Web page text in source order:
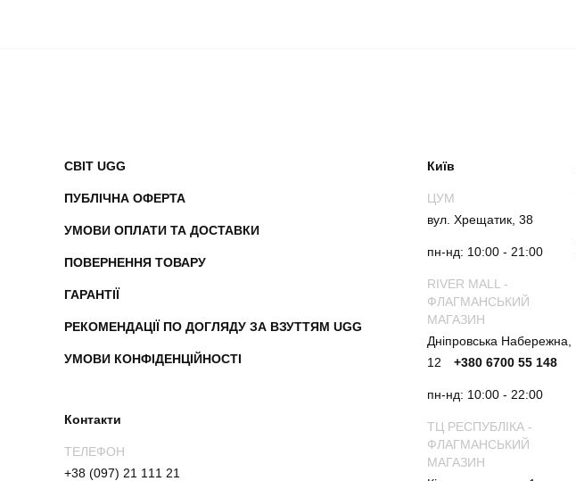
СВІТ UGG
ПУБЛІЧНА ОФЕРТА
УМОВИ ОПЛАТИ ТА ДОСТАВКИ
ПОВЕРНЕННЯ ТОВАРУ
ГАРАНТІЇ
РЕКОМЕНДАЦІЇ ПО ДОГЛЯДУ ЗА ВЗУТТЯМ UGG
УМОВИ КОНФІДЕНЦІЙНОСТІ
Контакти
ТЕЛЕФОН
+38 (097) 21 111 21
Київ
ЦУМ
вул. Хрещатик, 38
пн-нд: 10:00 - 21:00
RIVER MALL -
ФЛАГМАНСЬКИЙ
МАГАЗИН
Дніпровська Набережна,
12
+380 6700 55 148
пн-нд: 10:00 - 22:00
ТЦ РЕСПУБЛІКА -
ФЛАГМАНСЬКИЙ
МАГАЗИН